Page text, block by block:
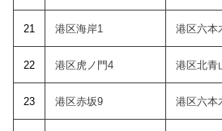
21 港区海岸1 港区六本
22 港区虎ノ門4 港区北青
23 港区赤坂9 港区六本